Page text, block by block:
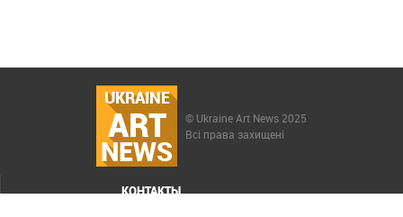
UKRAINE
ART
NEWS
© Ukraine Art News 2025
Всі права захищені
КОНТАКТЫ